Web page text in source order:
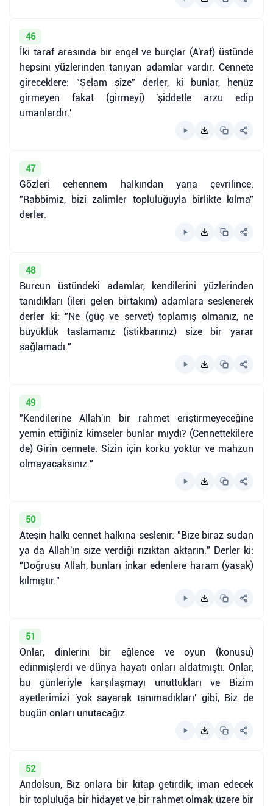
46
İki taraf arasında bir engel ve burçlar (A'raf) üstünde
hepsini yüzlerinden tanıyan adamlar vardır. Cennete
gireceklere: "Selam size" derler, ki bunlar, henüz
girmeyen fakat (girmeyi) 'şiddetle arzu edip
umanlardır.'
47
Gözleri cehennem halkından yana çevrilince:
"Rabbimiz, bizi zalimler topluluğuyla birlikte kılma"
derler.
48
Burcun üstündeki adamlar, kendilerini yüzlerinden
tanıdıkları (ileri gelen birtakım) adamlara seslenerek
derler ki: "Ne (güç ve servet) toplamış olmanız, ne
büyüklük taslamanız (istikbarınız) size bir yarar
sağlamadı."
49
"Kendilerine Allah'ın bir rahmet eriştirmeyeceğine
yemin ettiğiniz kimseler bunlar mıydı? (Cennettekilere
de) Girin cennete. Sizin için korku yoktur ve mahzun
olmayacaksınız."
50
Ateşin halkı cennet halkına seslenir: "Bize biraz sudan
ya da Allah'ın size verdiği rızıktan aktarın." Derler ki:
"Doğrusu Allah, bunları inkar edenlere haram (yasak)
kılmıştır."
51
Onlar, dinlerini bir eğlence ve oyun (konusu)
edinmişlerdi ve dünya hayatı onları aldatmıştı. Onlar,
bu günleriyle karşılaşmayı unuttukları ve Bizim
ayetlerimizi 'yok sayarak tanımadıkları' gibi, Biz de
bugün onları unutacağız.
52
Andolsun, Biz onlara bir kitap getirdik; iman edecek
bir topluluğa bir hidayet ve bir rahmet olmak üzere bir